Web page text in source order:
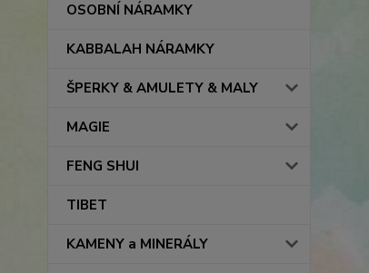
OSOBNÍ NÁRAMKY
KABBALAH NÁRAMKY
ŠPERKY & AMULETY & MALY
MAGIE
FENG SHUI
TIBET
KAMENY a MINERÁLY